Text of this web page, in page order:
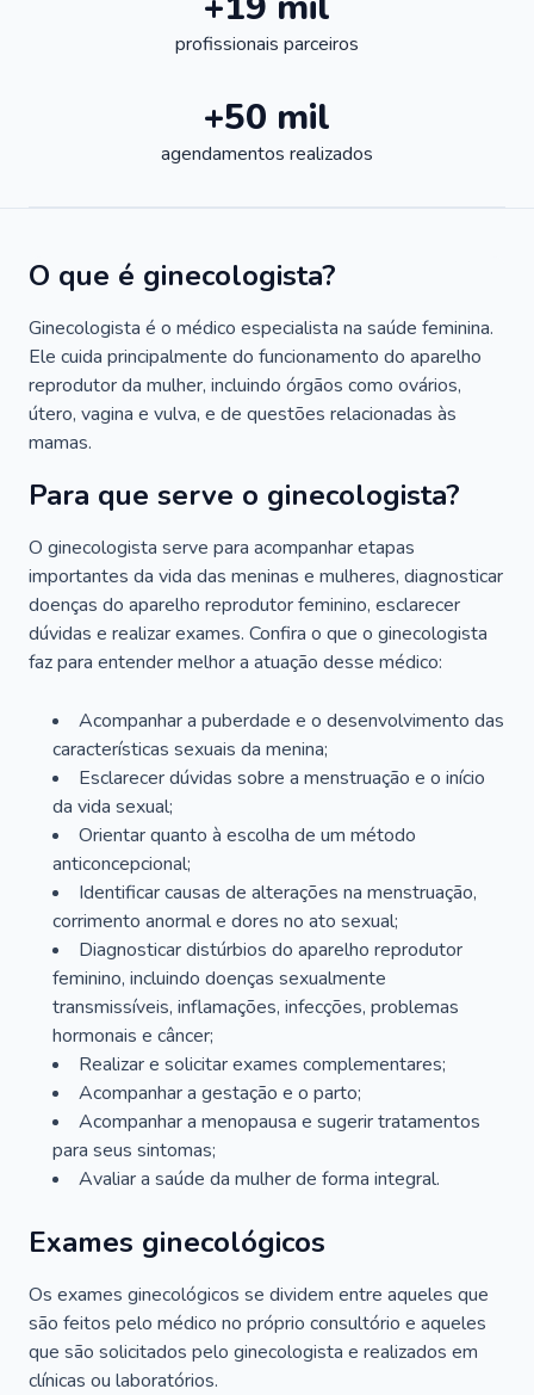
profissionais parceiros
+50 mil
agendamentos realizados
O que é ginecologista?
Ginecologista é o médico especialista na saúde feminina.
Ele cuida principalmente do funcionamento do aparelho
reprodutor da mulher, incluindo órgãos como ovários,
útero, vagina e vulva, e de questões relacionadas às
mamas.
Para que serve o ginecologista?
O ginecologista serve para acompanhar etapas
importantes da vida das meninas e mulheres, diagnosticar
doenças do aparelho reprodutor feminino, esclarecer
dúvidas e realizar exames. Confira o que o ginecologista
faz para entender melhor a atuação desse médico:
Acompanhar a puberdade e o desenvolvimento das
características sexuais da menina;
Esclarecer dúvidas sobre a menstruação e o início
da vida sexual;
Orientar quanto à escolha de um método
anticoncepcional;
Identificar causas de alterações na menstruação,
corrimento anormal e dores no ato sexual;
Diagnosticar distúrbios do aparelho reprodutor
feminino, incluindo doenças sexualmente
transmissíveis, inflamações, infecções, problemas
hormonais e câncer;
Realizar e solicitar exames complementares;
Acompanhar a gestação e o parto;
Acompanhar a menopausa e sugerir tratamentos
para seus sintomas;
Avaliar a saúde da mulher de forma integral.
Exames ginecológicos
Os exames ginecológicos se dividem entre aqueles que
são feitos pelo médico no próprio consultório e aqueles
que são solicitados pelo ginecologista e realizados em
clínicas ou laboratórios.